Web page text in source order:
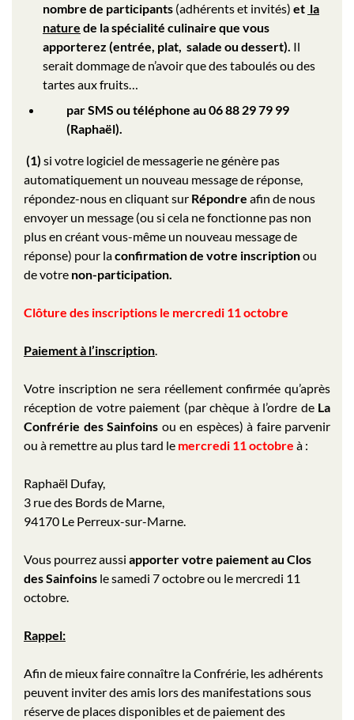
nombre de participants (adhérents et invités) et la
nature de la spécialité culinaire que vous
apporterez (entrée, plat, salade ou dessert). Il
serait dommage de n’avoir que des taboulés ou des
tartes aux fruits…
par SMS ou téléphone au 06 88 29 79 99
(Raphaël).
(1) si votre logiciel de messagerie ne génère pas
automatiquement un nouveau message de réponse,
répondez-nous en cliquant sur Répondre afin de nous
envoyer un message (ou si cela ne fonctionne pas non
plus en créant vous-même un nouveau message de
réponse) pour laconfirmation de votre inscriptionou
de votre non-participation.
Clôture des inscriptions le mercredi 11 octobre
Paiement à l’inscription.
Votre inscription ne sera réellement confirmée qu’après
réception de votre paiement (par chèque à l’ordre de La
Confrérie des Sainfoins ou en espèces) à faire parvenir
ou à remettre au plus tard le mercredi 11 octobre à :
Raphaël Dufay,
3 rue des Bords de Marne,
94170 Le Perreux-sur-Marne.
Vous pourrez aussi apporter votre paiement au Clos
des Sainfoins le samedi 7 octobre ou le mercredi 11
octobre.
Rappel:
Afin de mieux faire connaître la Confrérie, les adhérents
peuvent inviter des amis lors des manifestations sous
réserve de places disponibles et de paiement des